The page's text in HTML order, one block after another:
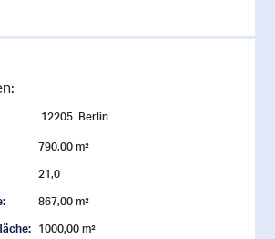
12205 Berlin
790,00 m²
21,0
867,00 m²
1000,00 m²